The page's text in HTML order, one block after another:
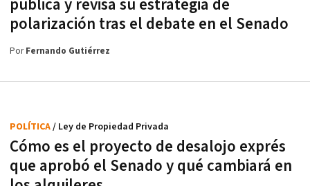
pública y revisa su estrategia de
polarización tras el debate en el Senado
PorFernando Gutiérrez
Cómo es el proyecto de desalojo exprés
que aprobó el Senado y qué cambiará en
POLÍTICA/ Ley de Propiedad Privada